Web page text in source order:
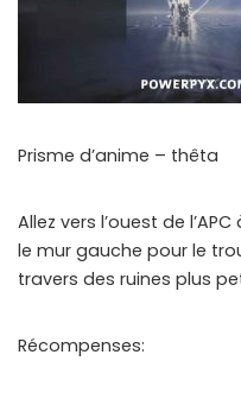
Prisme d’anime – thêta
Allez vers l’ouest de
le mur gauche pour le
travers des ruines plus
Récompenses: